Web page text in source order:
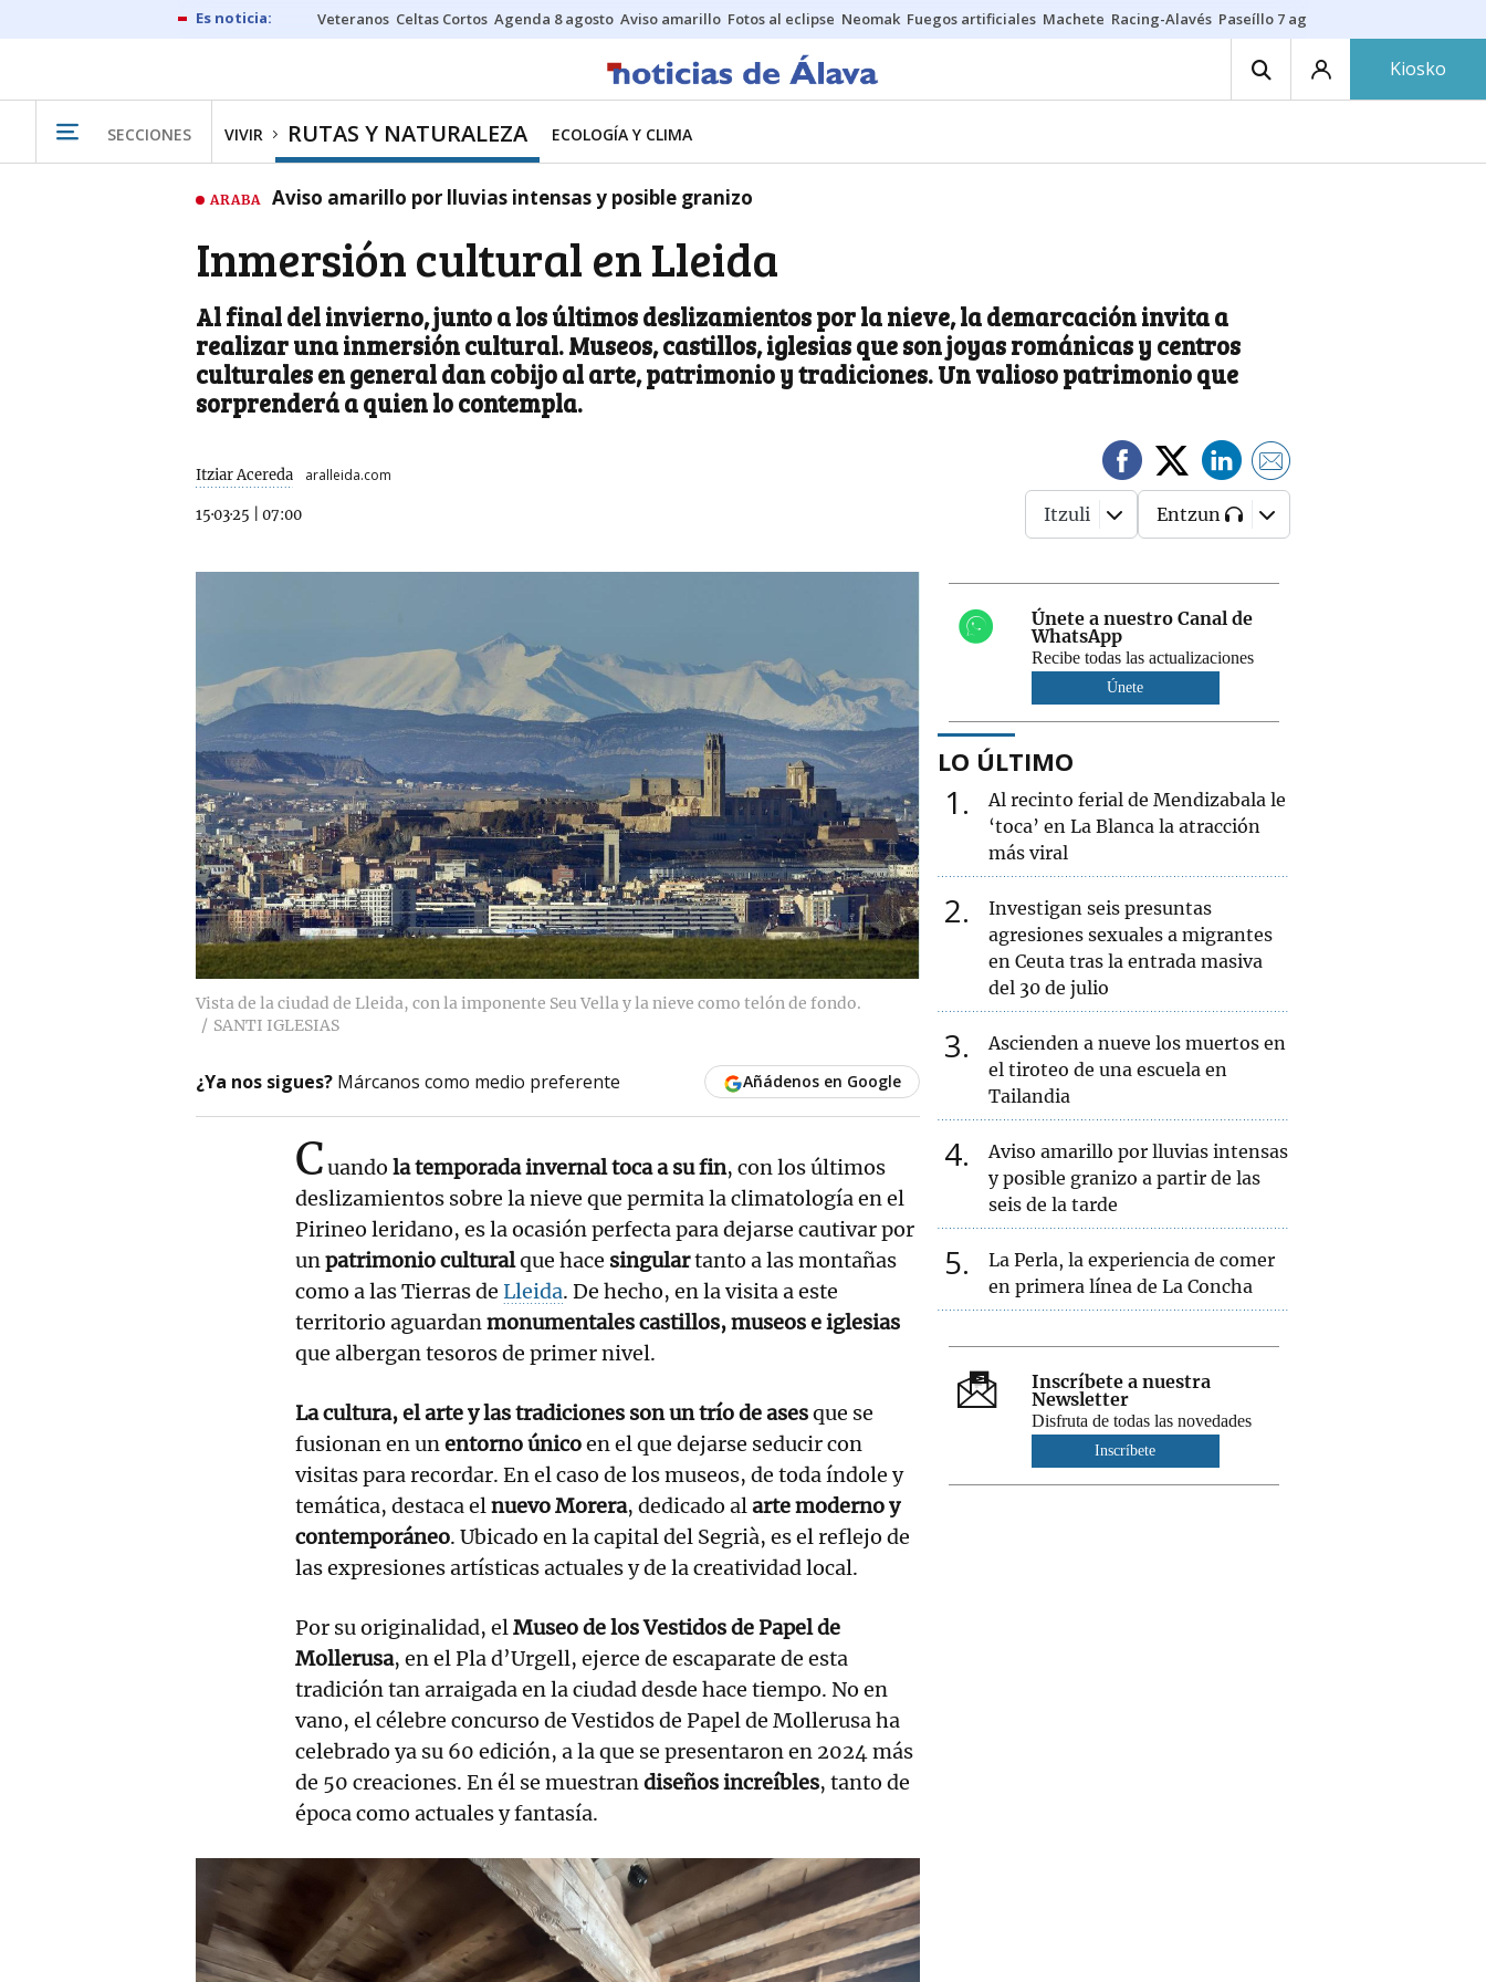
Veteranos Celtas Cortos Agenda 8 agosto Aviso amarillo Fotos al eclipse Neomak Fuegos artificiales Machete Racing-Alavés Paseíllo 7 agosto
Kiosko
SECCIONES VIVIR RUTAS Y NATURALEZA ECOLOGÍA Y CLIMA
ARABA Aviso amarillo por lluvias intensas y posible granizo
Inmersión cultural en Lleida
Al final del invierno, junto a los últimos deslizamientos por la nieve, la demarcación invita a
realizar una inmersión cultural. Museos, castillos, iglesias que son joyas románicas y centros
culturales en general dan cobijo al arte, patrimonio y tradiciones. Un valioso patrimonio que
sorprenderá a quien lo contempla.
Itziar Acereda aralleida.com
15·03·25 07:00 Itzuli Entzun
Vista de la ciudad de Lleida, con la imponente Seu Vella y la nieve como telón de fondo.
SANTI IGLESIAS
¿Ya nos sigues? Márcanos como medio preferente Añádenos en Google
Cuando la temporada invernal toca a su fin, con los últimos
deslizamientos sobre la nieve que permita la climatología en el
Pirineo leridano, es la ocasión perfecta para dejarse cautivar por
unpatrimonio culturalque hace singulartanto a las montañas
como a las Tierras de Lleida. De hecho, en la visita a este
territorio aguardanmonumentales castillos, museos e iglesias
que albergan tesoros de primer nivel.
La cultura, el arte y las tradiciones son un trío de asesque se
fusionan en unentorno únicoen el que dejarse seducir con
visitas para recordar. En el caso de los museos, de toda índole y
temática, destaca elnuevoMorera, dedicado alarte moderno y
contemporáneo. Ubicado en la capital del Segrià, es el reflejo de
las expresiones artísticas actuales y de la creatividad local.
Por su originalidad, elMuseo de los Vestidos de Papel de
Mollerusa, en el Pla d’Urgell, ejerce de escaparate de esta
tradición tan arraigada en la ciudad desde hace tiempo. No en
vano, el célebre concurso de Vestidos de Papel de Mollerusa ha
celebrado ya su 60 edición, a la que se presentaron en 2024 más
de 50 creaciones. En él se muestrandiseños increíbles, tanto de
época como actuales y fantasía.
Únete a nuestro Canal de
WhatsApp
Recibe todas las actualizaciones
Únete
LO ÚLTIMO
1
Al recinto ferial de Mendizabala le
‘toca’ en La Blanca la atracción
más viral
2
Investigan seis presuntas
agresiones sexuales a migrantes
en Ceuta tras la entrada masiva
del 30 de julio
3
Ascienden a nueve los muertos en
el tiroteo de una escuela en
Tailandia
4
Aviso amarillo por lluvias intensas
y posible granizo a partir de las
seis de la tarde
5
La Perla, la experiencia de comer
en primera línea de La Concha
Inscríbete a nuestra
Newsletter
Disfruta de todas las novedades
Inscríbete